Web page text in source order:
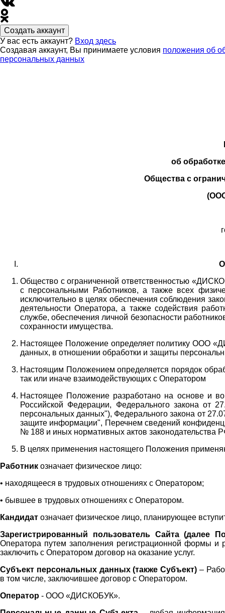
Создать аккаунт
У вас есть аккаунт? Вход здесь
Создавая аккаунт, Вы принимаете условия положения об
персональных данных
об
Общества с
Общество с ограниченной ответственностью
с персональными Работников, а также всех
исключительно в целях обеспечения соблюдения
деятельности Оператора,а также содействия
службе, обеспечения личной безопасности
сохранности имущества.
Настоящее Положение определяет политику ООО
данных, в отношении обработки и защиты
Настоящим Положением определяется порядок
так или иначе взаимодействующих с Оператором
Настоящее Положение разработано на основе и во
Российской Федерации, Федерального закона
персональных данных"), Федерального закона от
защите информации", Перечнем сведений
№ 188 и иных нормативных актов законодательства
В целях применения настоящего Положения
Работник означает физическое лицо:
• находящееся в трудовых отношениях с Оператором;
• бывшее в трудовых отношениях с Оператором.
Кандидат означает физическое лицо, планирующее
Зарегистрированный пользователь Сайта (далее
Оператора путем заполнения регистрационной формы и
заключить с Оператором договор на оказание услуг.
Субъект персональных данных (также Субъект) –
в том числе, заключившее договор с Оператором.
Оператор - ООО «ДИСКОБУК».